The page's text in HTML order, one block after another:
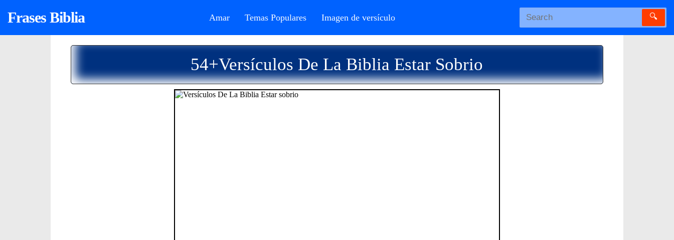
Frases Biblia Amar Temas Populares Imagen de versículo 🔍
54+Versículos De La Biblia Estar Sobrio